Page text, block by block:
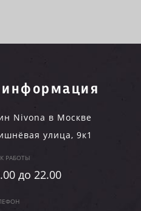
информация
Nivona в Москве
улица, 9к1
РАБОТЫ
до 22.00